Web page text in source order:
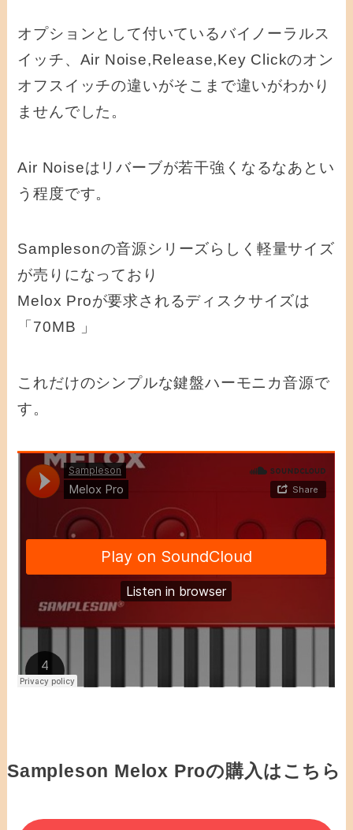
オプションとして付いているバイノーラルス
イッチ、Air Noise,Release,Key Clickのオン
オフスイッチの違いがそこまで違いがわかり
ませんでした。
Air Noiseはリバーブが若干強くなるなあとい
う程度です。
Samplesonの音源シリーズらしく軽量サイズ
が売りになっており
Melox Proが要求されるディスクサイズは
「70MB 」
これだけのシンプルな鍵盤ハーモニカ音源で
す。
Sampleson Melox Proの購入はこちら